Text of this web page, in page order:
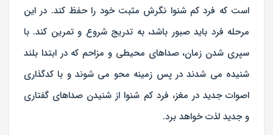
است که فرد کم شنوا نگرش مثبت خود را حفظ کند. در این
مرحله فرد باید صبور باشد، به تدریج شروع و تمرین کند. با
سپری شدن زمان، صداهای محیطی و مزاحم که در ابتدا بلند
شنیده می شدند در پس زمینه محو می شوند و با کدگذاری
اصوات جدید در مغز، فرد کم شنوا از شنیدن صداهای گفتاری
و جدید لذت خواهد برد.